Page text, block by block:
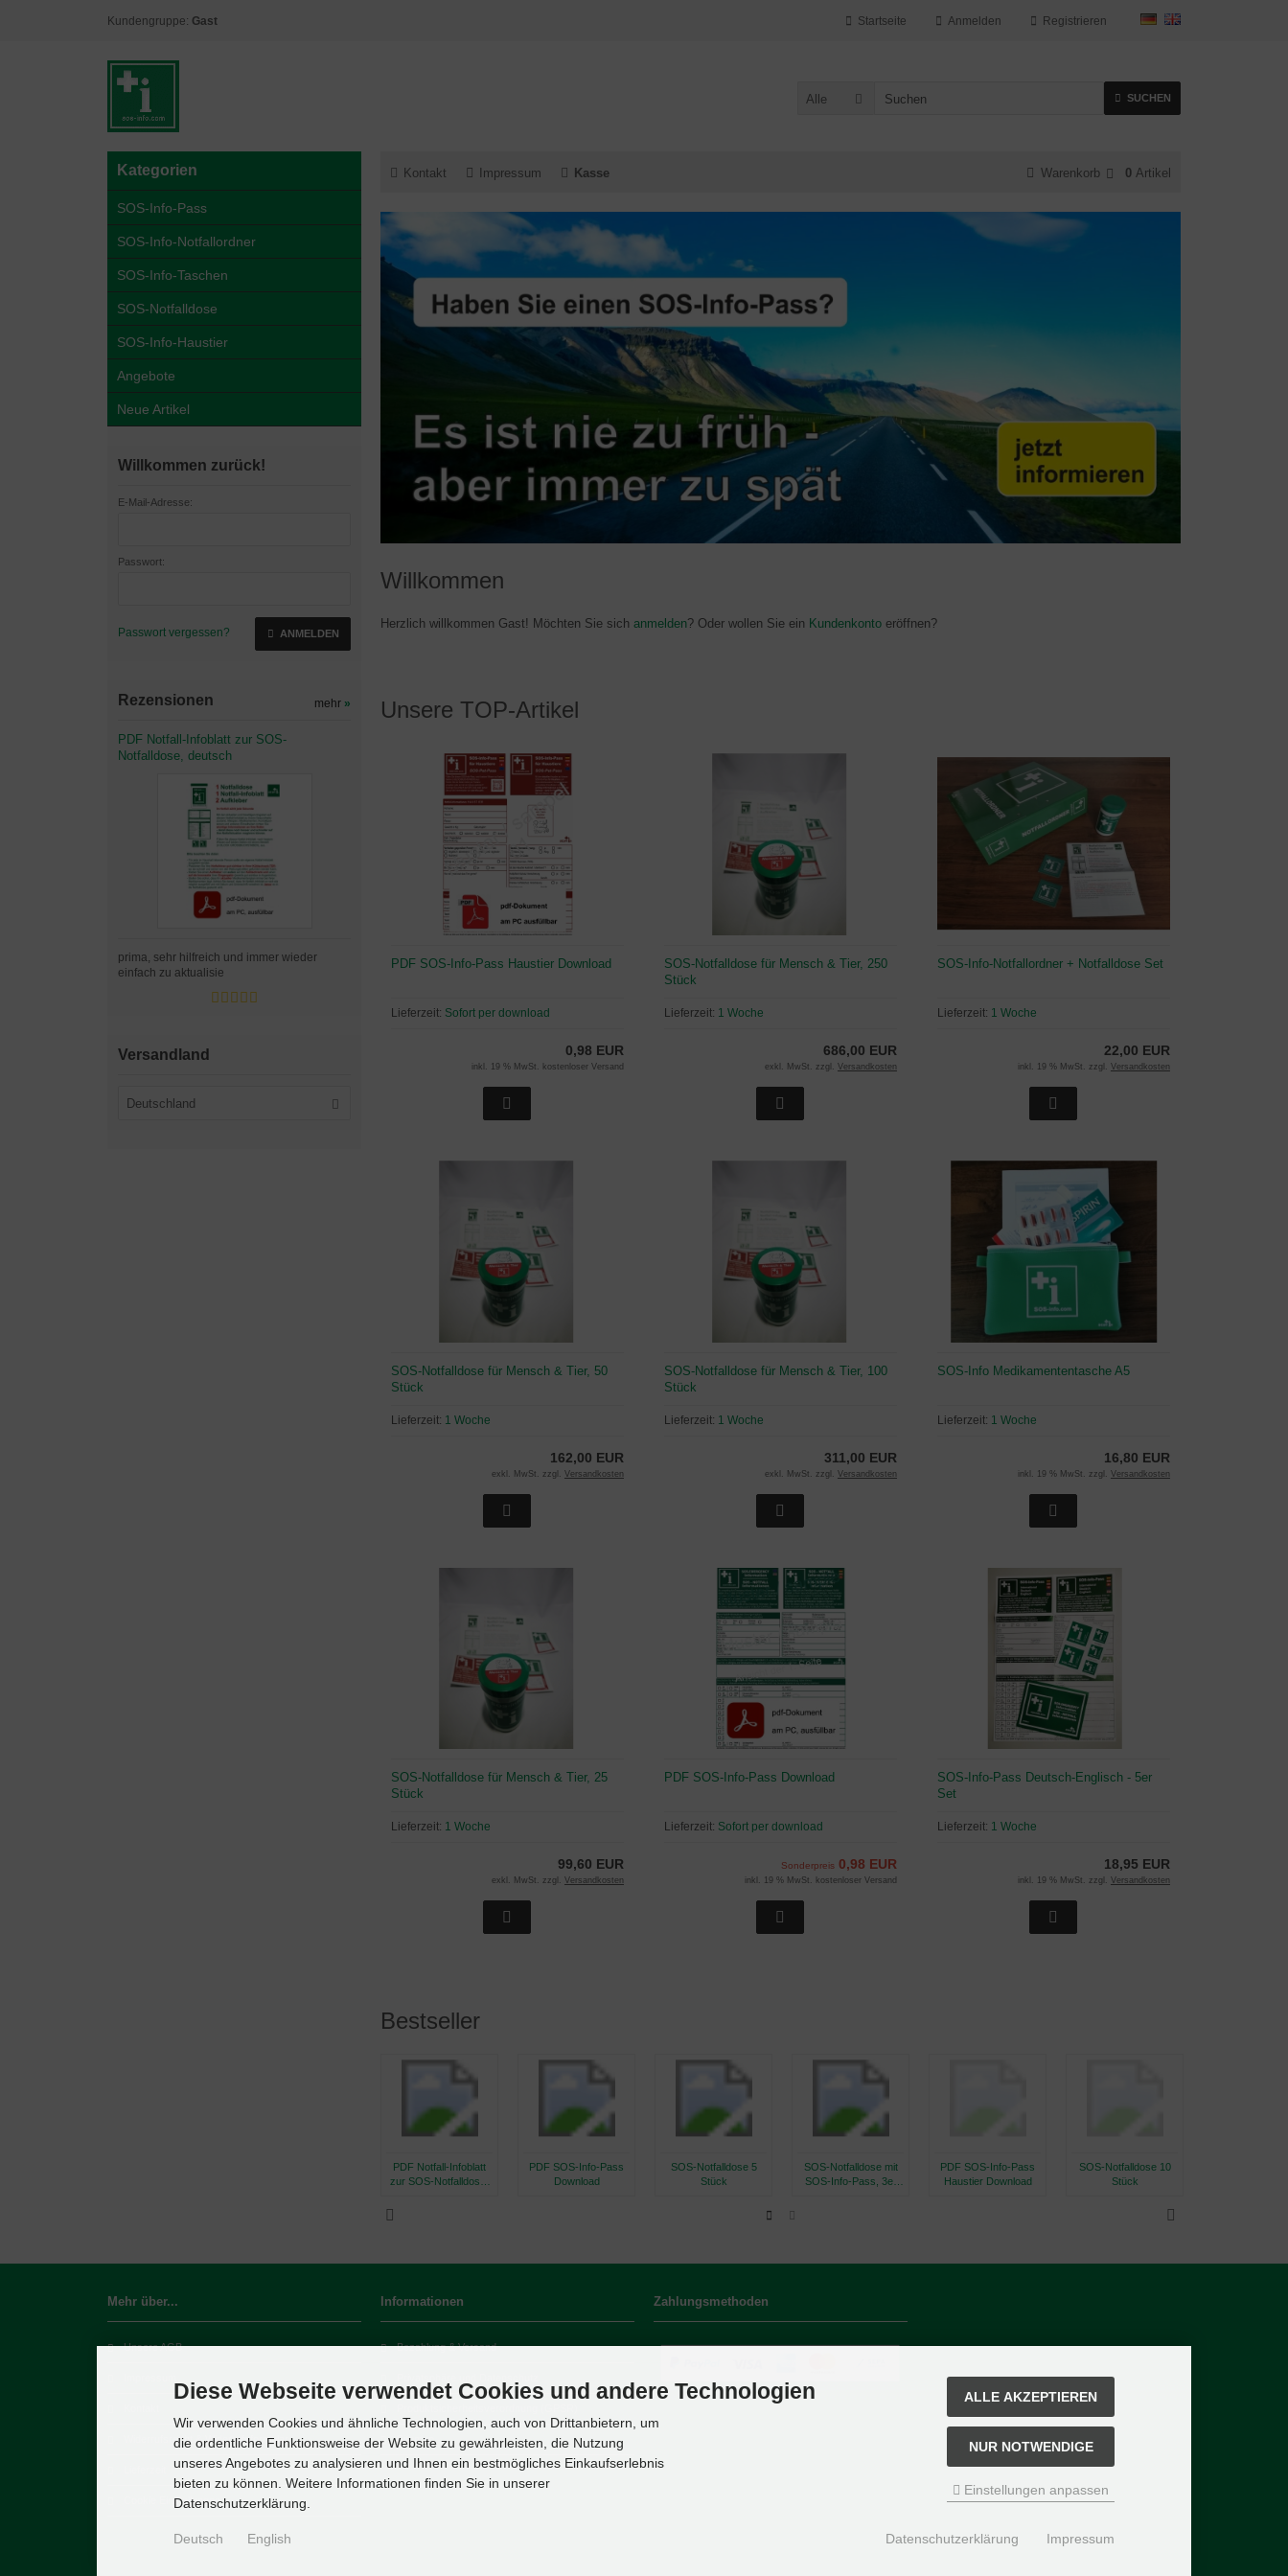
Kundengruppe: Gast Registrieren
Anmelden
Startseite
Alle SUCHEN
Kontakt Impressum Kasse Warenkorb 0 Artikel
Willkommen
Herzlich willkommen Gast! Möchten Sie sich anmelden? Oder wollen Sie ein Kundenkonto eröffnen?
Unsere TOP-Artikel
PDF SOS-Info-Pass Haustier Download
Lieferzeit: Sofort per download
0,98 EUR
inkl. 19 % MwSt. kostenloser Versand
SOS-Notfalldose für Mensch & Tier, 250
Stück
Lieferzeit: 1 Woche
686,00 EUR
exkl. MwSt. zzgl. Versandkosten
SOS-Info-Notfallordner + Notfalldose Set
Lieferzeit: 1 Woche
22,00 EUR
inkl. 19 % MwSt. zzgl. Versandkosten
SOS-Notfalldose für Mensch & Tier, 50
Stück
Lieferzeit: 1 Woche
162,00 EUR
exkl. MwSt. zzgl. Versandkosten
SOS-Notfalldose für Mensch & Tier, 100
Stück
Lieferzeit: 1 Woche
311,00 EUR
exkl. MwSt. zzgl. Versandkosten
SOS-Info Medikamententasche A5
Lieferzeit: 1 Woche
16,80 EUR
inkl. 19 % MwSt. zzgl. Versandkosten
SOS-Notfalldose für Mensch & Tier, 25
Stück
Lieferzeit: 1 Woche
99,60 EUR
exkl. MwSt. zzgl. Versandkosten
PDF SOS-Info-Pass Download
Lieferzeit: Sofort per download
Sonderpreis 0,98 EUR
inkl. 19 % MwSt. kostenloser Versand
SOS-Info-Pass Deutsch-Englisch - 5er
Set
Lieferzeit: 1 Woche
18,95 EUR
inkl. 19 % MwSt. zzgl. Versandkosten
Bestseller
PDF Notfall-Infoblatt
zur SOS-Notfalldose,
PDF SOS-Info-Pass
Download
SOS-Notfalldose 5
Stück
SOS-Notfalldose mit
SOS-Info-Pass, 3er
PDF SOS-Info-Pass
Haustier Download
SOS-Notfalldose 10
Stück
Kategorien
SOS-Info-Pass
SOS-Info-Notfallordner
SOS-Info-Taschen
SOS-Notfalldose
SOS-Info-Haustier
Angebote
Neue Artikel
Willkommen zurück!
E-Mail-Adresse:
Passwort:
Passwort vergessen? ANMELDEN
Rezensionen mehr »
PDF Notfall-Infoblatt zur SOS-
Notfalldose, deutsch
prima, sehr hilfreich und immer wieder
einfach zu aktualisie
Versandland
Deutschland
Mehr über...
Unsere AGB
Widerrufsrecht & Widerrufsformular
Cookie Einstellungen
Informationen
Bezahlung & Versand
Sitemap
Zahlungsmethoden
Diese Webseite verwendet Cookies und andere Technologien
Wir verwenden Cookies und ähnliche Technologien, auch von Drittanbietern, um
die ordentliche Funktionsweise der Website zu gewährleisten, die Nutzung
unseres Angebotes zu analysieren und Ihnen ein bestmögliches Einkaufserlebnis
bieten zu können. Weitere Informationen finden Sie in unserer
Datenschutzerklärung.
ALLE AKZEPTIEREN
NUR NOTWENDIGE
Einstellungen anpassen
Deutsch English Datenschutzerklärung Impressum